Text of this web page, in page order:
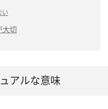
い
大切
アルな意味